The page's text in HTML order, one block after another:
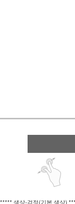
***** 색상-검정(기본 색상)